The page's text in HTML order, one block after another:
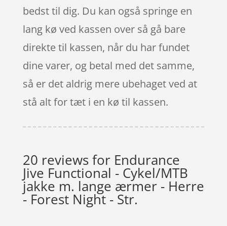
bedst til dig. Du kan også springe en
lang kø ved kassen over så gå bare
direkte til kassen, når du har fundet
dine varer, og betal med det samme,
så er det aldrig mere ubehaget ved at
stå alt for tæt i en kø til kassen.
20 reviews for Endurance
Jive Functional - Cykel/MTB
jakke m. lange ærmer - Herre
- Forest Night - Str.